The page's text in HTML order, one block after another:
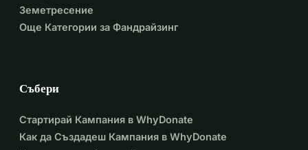
Земетресение
Още Категории за Фандрайзинг
Събери
Стартирай Кампания в WhyDonate
Как да Създадеш Кампания в WhyDonate